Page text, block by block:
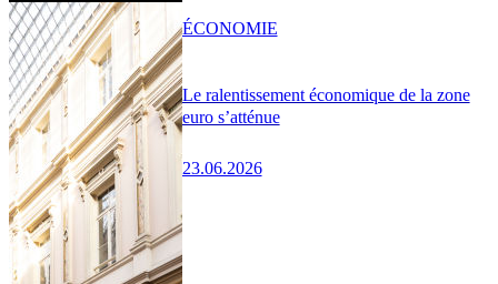
Le ralentissement économique de la zone
euro s’atténue
23.06.2026
ÉCONOMIE